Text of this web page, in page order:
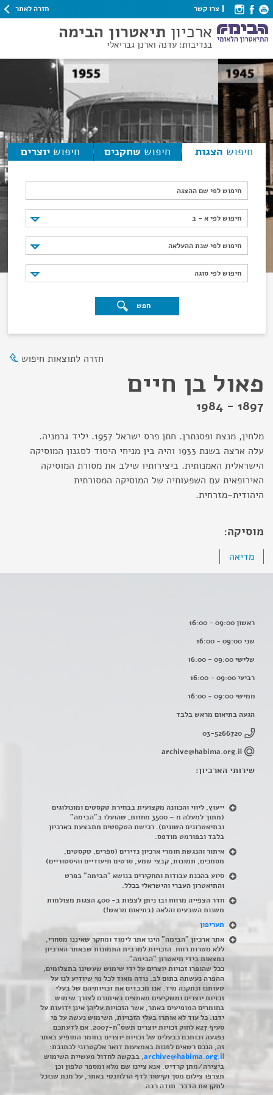
צרו קשר חזרה לאתר
ארכיון תיאטרון הבימה
בנדיבות: עדנה וארנן גבריאלי
חיפוש הצגות חיפוש שחקנים חיפוש יוצרים
חיפוש לפי שם ההצגה
חיפוש לפי א - ב
חיפוש לפי א - ב
חיפוש לפי שנת ההעלאה
חיפוש לפי שנת ההעלאה
חיפוש לפי סוגה
חיפוש לפי סוגה
חפש
חזרה לתוצאות חיפוש
פאול בן חיים
1897 - 1984
מלחין, מנצח ופסנתרן. חתן פרס ישראל 1957. יליד גרמניה.
עלה ארצה בשנת 1933 והיה בין מניחי היסוד לסגנון המוסיקה
הישראלית האמנותית. ביצירותיו שילב את מסורת המוסיקה
האירופאית עם השפעותיה של המוסיקה המסורתית
היהודית-מזרחית.
מוסיקה:
מדיאה
ראשון 09:00 - 16:00
שני 09:00 - 16:00
שלישי 09:00 - 16:00
רביעי 09:00 - 16:00
חמישי 09:00 - 16:00
הגעה בתיאום מראש בלבד
03-5266720
archive@habima.org.il
שירותי הארכיון:
ייעוץ, ליווי והכוונה מקצועית בבחירת טקסטים ומונולוגים
(מתוך למעלה מ – 3500 מחזות, שהועלו ב"הבימה"
ובתיאטרונים השונים). רכישת הטקסטים מתבצעת בארכיון
בלבד ובפורמט מודפס.
איתור והנגשת חומרי ארכיון נדירים (ספרים, טקסטים,
מסמכים, תמונות, קבצי שמע, סרטים תיעודיים והיסטוריים)
סיוע בהכנת עבודות ותחקירים בנושא "הבימה" בפרט
והתיאטרון העברי והישראלי בכלל.
חדר הצפייה מרווח ובו ניתן לצפות ב- 400 הצגות מצולמות
משנות השבעים והלאה (בתיאום מראש!)
תעריפון
אתר ארכיון "הבימה" הינו אתר לימוד ומחקר שאיננו מסחרי,
ללא מטרות רווח. הזכויות למרבית התמונות שבאתר הארכיון
נמצאות בידי תיאטרון "הבימה".
ככל שהופרו זכויות יוצרים על ידי שימוש שעשינו בתצלומים,
ההפרה נעשתה בתום לב. נודה מאוד לכל מי שיודיע לנו על
טעותנו ונתקנה מיד. אנו מכבדים את זכויותיהם של בעלי
זכויות יוצרים ומשקיעים מאמצים באיתורם לצורך שימוש
בחומרים המופיעים באתר, אשר הזכויות עליהן אינן ידועות על
ידנו. כל עוד לא אותרו בעלי הזכויות, השימוש נעשה על פי
סעיף 27א לחוק זכויות יוצרים תשס"ח-2007. אם לדעתכם
נפגעה זכותכם כבעלים של זכויות יוצרים בחומר המופיע באתר
זה, הנכם רשאים לפנות באמצעות דואר אלקטרוני לכתובת:
archive@habima.org.il, בבקשה לחדול מעשיית השימוש
ביצירה/מתן קרדיט. אנא ציינו שם מלא ומספר טלפון וכן
תצרפו צילום מסך וקישור לדף הרלוונטי באתר, על מנת שנוכל
לתקן את הדבר. תודה רבה.